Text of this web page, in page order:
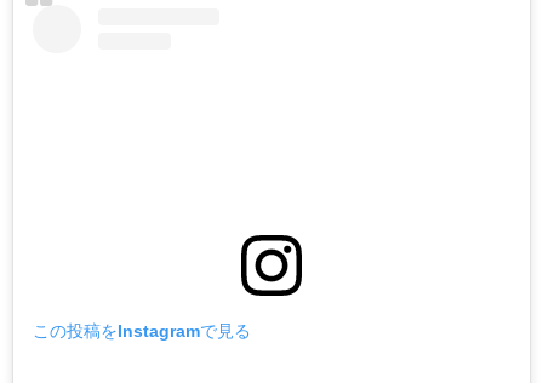
この投稿をInstagramで見る